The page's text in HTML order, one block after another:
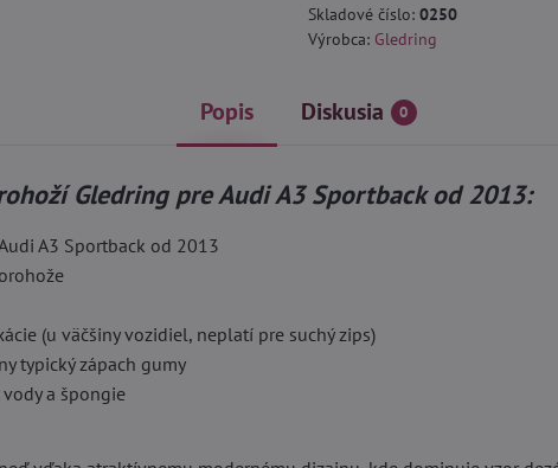
Skladové číslo:0250
Výrobca: Gledring
Popis Diskusia 0
Gledring pre Audi A3 Sportback od 2013:
A3 Sportback od 2013
(u väčšiny vozidiel, neplatí pre suchý zips)
typický zápach gumy
a špongie